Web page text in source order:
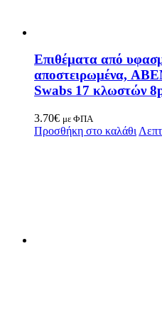
Επιθέματα από
αποστειρωμένα,
Swabs 17 κλωστών
3.70€ με ΦΠΑ
Προσθήκη στο καλάθι